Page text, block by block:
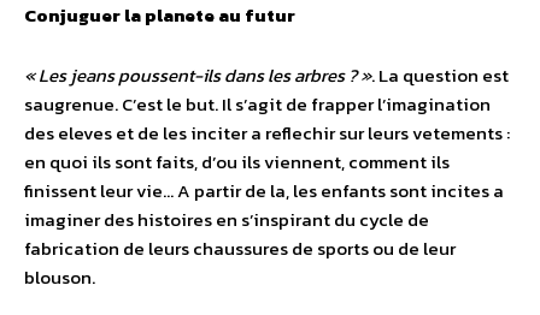
Conjuguer la planete au futur
« Les jeans poussent-ils dans les arbres ? ». La question est
saugrenue. C’est le but. Il s’agit de frapper l’imagination
des eleves et de les inciter a reflechir sur leurs vetements :
en quoi ils sont faits, d’ou ils viennent, comment ils
finissent leur vie… A partir de la, les enfants sont incites a
imaginer des histoires en s’inspirant du cycle de
fabrication de leurs chaussures de sports ou de leur
blouson.